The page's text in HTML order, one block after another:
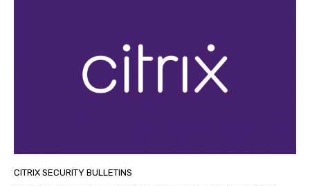
CITRIX SECURITY BULLETINS